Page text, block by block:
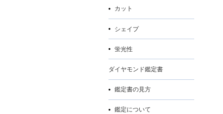
カット
シェイプ
蛍光性
ダイヤモンド鑑定書
鑑定書の見方
鑑定について